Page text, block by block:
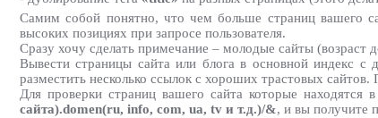
Самим собой понятно, что чем больше страниц вашего
высоких позициях при запросе пользователя.
Сразу хочу сделать примечание – молодые сайты (возраст
Вывести страницы сайта или блога в основной индекс с
разместить несколько ссылок с хороших трастовых
Для проверки страниц вашего сайта которые находятся
сайта).domen(ru, info, com, ua, tv и т.д.)/&, и вы получите